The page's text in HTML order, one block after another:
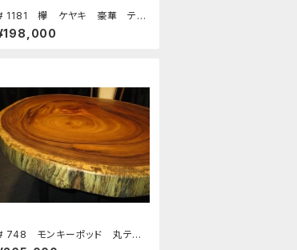
1181 欅 ケヤキ 豪華 テー
ル 板 ローテーブル ダイニ
グテーブル カウンター 座
748 モンキーポッド 丸テー
ル 輪切り テーブル 板 ロ